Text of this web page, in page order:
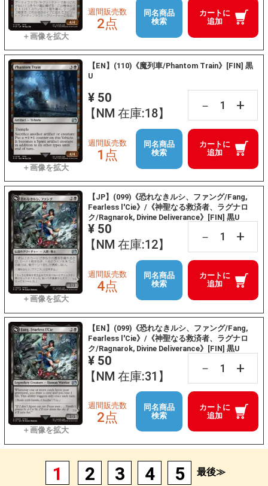
カートに
追加
週間販売数
2点
同名商品
検索
【EN】(110)《魔列車/Phantom Train》[FIN] 黒
U
¥ 50
【NM 在庫:18】
－ +
カートに
追加
週間販売数
1点
同名商品
検索
【JP】(099)《恐れなきルシ、ファング/Fang,
Fearless l'Cie》/《神聖なる救済者、ラグナロ
ク/Ragnarok, Divine Deliverance》[FIN] 黒U
¥ 50
【NM 在庫:12】
－ +
カートに
追加
週間販売数
4点
同名商品
検索
【EN】(099)《恐れなきルシ、ファング/Fang,
Fearless l'Cie》/《神聖なる救済者、ラグナロ
ク/Ragnarok, Divine Deliverance》[FIN] 黒U
¥ 50
【NM 在庫:31】
－ +
カートに
追加
週間販売数
2点
同名商品
検索
1 2 3 4 5 最後≫